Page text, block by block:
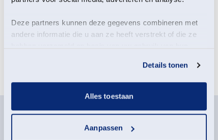
Deze partners kunnen deze gegevens combineren met
andere informatie die u aan ze heeft verstrekt of die ze
Details tonen
Alles toestaan
Aanpassen
Westerwolde eens op een andere manier wil beleven.
Meld je aan voor deze
activiteit
Deelname-informatie
Start: op de grote parkeerplaats bij het